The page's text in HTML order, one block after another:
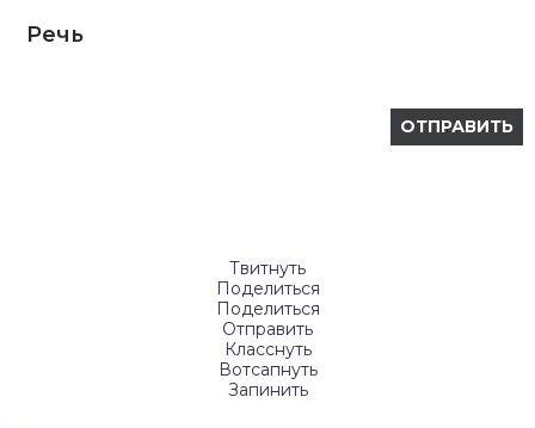
Речь
Твитнуть
Поделиться
Поделиться
Отправить
Класснуть
Вотсапнуть
Запинить